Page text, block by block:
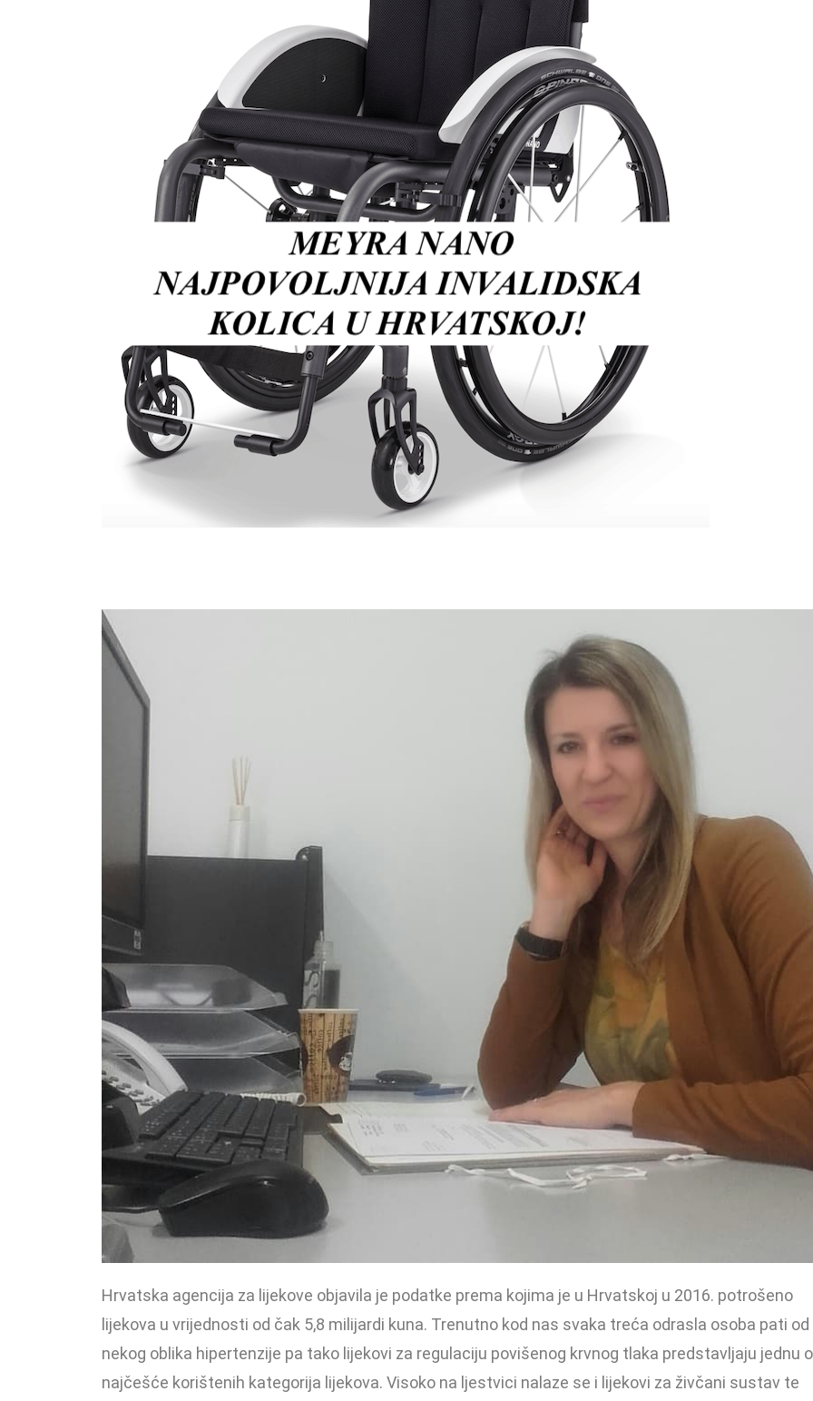
Hrvatska agencija za lijekove objavila je podatke prema kojima je u Hrvatskoj u 2016. potrošeno
lijekova u vrijednosti od čak 5,8 milijardi kuna. Trenutno kod nas svaka treća odrasla osoba pati od
nekog oblika hipertenzije pa tako lijekovi za regulaciju povišenog krvnog tlaka predstavljaju jednu
najčešće korištenih kategorija lijekova. Visoko na ljestvici nalaze se i lijekovi za živčani sustav te